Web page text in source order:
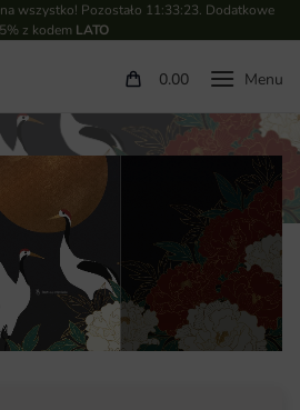
wszystko! Pozostało 11:33:22. Dodatkowe
z kodem LATO
0.00